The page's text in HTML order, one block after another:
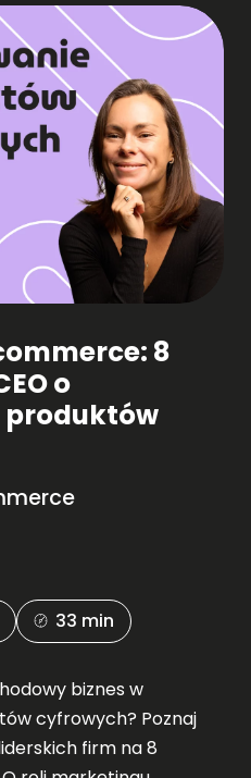
8
o
33 min
biznes w
cyfrowych? Poznaj
firm na 8